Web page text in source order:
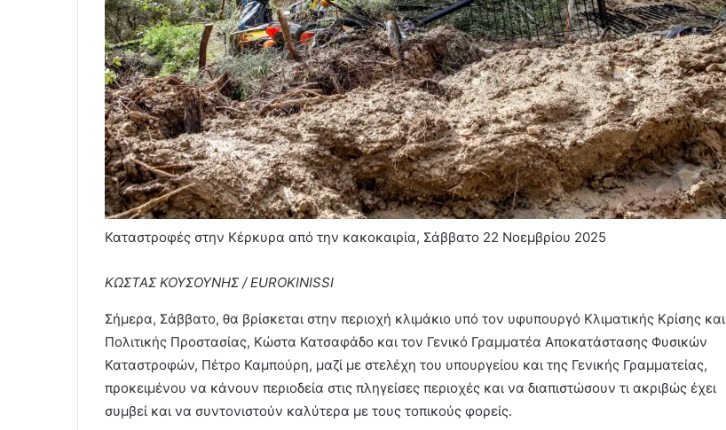
Καταστροφές στην Κέρκυρα από την κακοκαιρία, Σάββατο 22 Νοεμβρίου 2025
ΚΩΣΤΑΣ ΚΟΥΣΟΥΝΗΣ / EUROKINISSI
Σήμερα, Σάββατο, θα βρίσκεται στην περιοχή κλιμάκιο υπό τον υφυπουργό Κλιματικής Κρίσης και
Πολιτικής Προστασίας, Κώστα Κατσαφάδο και τον Γενικό Γραμματέα Αποκατάστασης Φυσικών
Καταστροφών, Πέτρο Καμπούρη, μαζί με στελέχη του υπουργείου και της Γενικής Γραμματείας,
προκειμένου να κάνουν περιοδεία στις πληγείσες περιοχές και να διαπιστώσουν τι ακριβώς έχει
συμβεί και να συντονιστούν καλύτερα με τους τοπικούς φορείς.